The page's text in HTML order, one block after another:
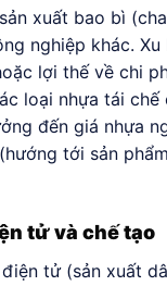
xuất bao bì
nghiệp khác.
lợi thế về chi
loại nhựa tái
đến giá nhựa
tới sản
tử và chế tạo
tử (sản xuất